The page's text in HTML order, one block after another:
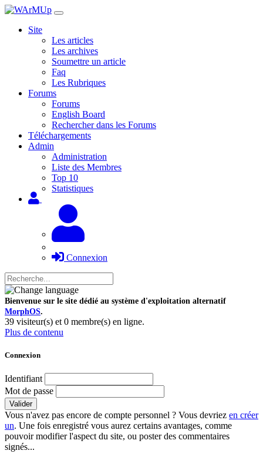
Site
Les articles
Les archives
Soumettre un article
Faq
Les Rubriques
Forums
Forums
English Board
Rechercher dans les Forums
Téléchargements
Admin
Administration
Liste des Membres
Top 10
Statistiques
Connexion
Bienvenue sur le site dédié au système d'exploitation alternatif
MorphOS.
39 visiteur(s) et 0 membre(s) en ligne.
Plus de contenu
Connexion
Identifiant
Mot de passe
Valider
Vous n'avez pas encore de compte personnel ? Vous devriez en créer
un. Une fois enregistré vous aurez certains avantages, comme
pouvoir modifier l'aspect du site, ou poster des commentaires
signés...